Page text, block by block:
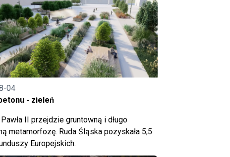
04
- zieleń
II przejdzie gruntowną i długo
metamorfozę. Ruda Śląska pozyskała 5,5
Europejskich.